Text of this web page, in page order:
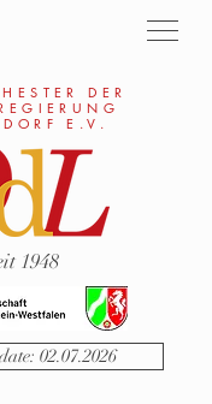
DER
E.V.
1948
02.07.2026